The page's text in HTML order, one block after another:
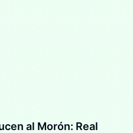
al Morón: Real